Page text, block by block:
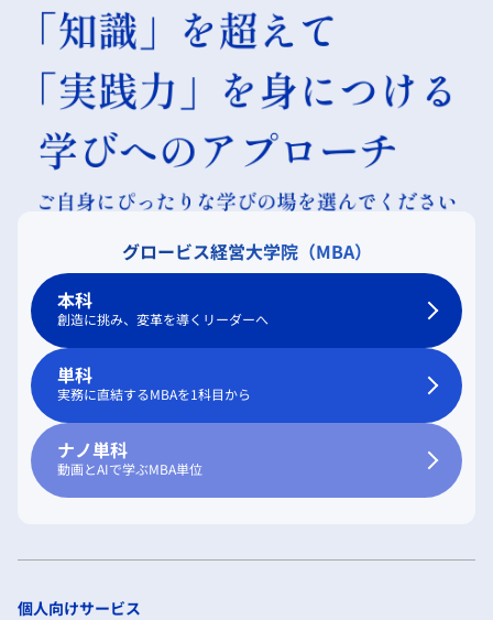
グロービス経営大学院（MBA）
本科
創造に挑み、変革を導くリーダーへ
単科
実務に直結するMBAを1科目から
ナノ単科
動画とAIで学ぶMBA単位
個人向けサービス